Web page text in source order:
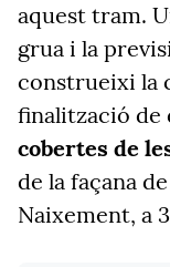
aquest tram.
grua i la
construeixi la
finalització de
cobertes de
de la façana
Naixement, a